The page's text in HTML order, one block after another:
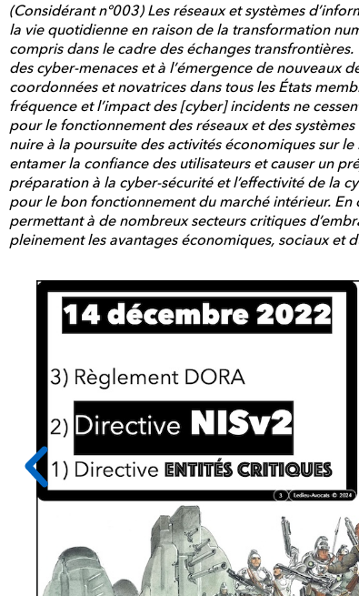
(Considérant n°003) Les réseaux et systèmes
la vie quotidienne en raison de la transformation
compris dans le cadre des échanges
des cyber-menaces et à l’émergence de nouveaux
coordonnées et novatrices dans tous les États
fréquence et l’impact des [cyber] incidents ne
pour le fonctionnement des réseaux et des
nuire à la poursuite des activités économiques sur
entamer la confiance des utilisateurs et causer un
préparation à la cyber-sécurité et l’effectivité de la
pour le bon fonctionnement du marché intérieur.
permettant à de nombreux secteurs critiques
pleinement les avantages économiques, sociaux et